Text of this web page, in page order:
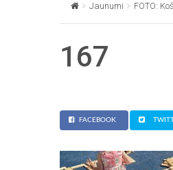
Jaunumi FOTO:
167
FACEBOOK